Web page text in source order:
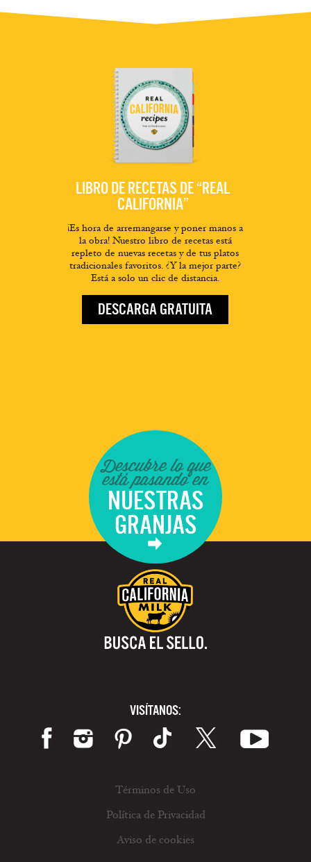
LIBRO DE RECETAS DE “REAL
CALIFORNIA”
¡Es hora de arremangarse y poner manos a
la obra! Nuestro libro de recetas está
repleto de nuevas recetas y de tus platos
tradicionales favoritos. ¿Y la mejor parte?
Está a solo un clic de distancia.
DESCARGA GRATUITA
Descubre lo que
está pasando en
NUESTRAS
GRANJAS
VISÍTANOS:
Términos de Uso
Política de Privacidad
Aviso de cookies